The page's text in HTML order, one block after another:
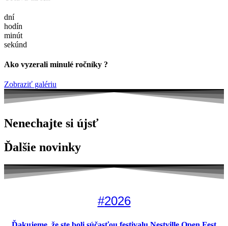
dní
hodín
minút
sekúnd
Ako vyzerali minulé ročníky ?
Zobraziť galériu
Nenechajte si újsť
Ďalšie novinky
#2026